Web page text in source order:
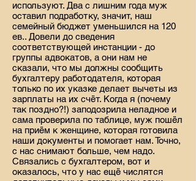
используют. Два с лишним года муж
оставил подработку, значит, наш
семейный бюджет уменьшился на 120
ев.. Довели до сведения
соответствующей инстанции - до
группы адвокатов, а они нам не
сказали, что мы должны сообщить
бухгалтеру работодателя, которая
только по их указке делает вычеты из
зарплаты на их счёт. Когда я (почему
так поздно?!) заподозрила неладное и
сама проверила по таблице, муж пошёл
на приём к женщине, которая готовила
наши документы и помогает нам. Точно,
с нас снимают больше, чем надо.
Связались с бухгалтером, вот и
оказалось, что у нас ещё числятся